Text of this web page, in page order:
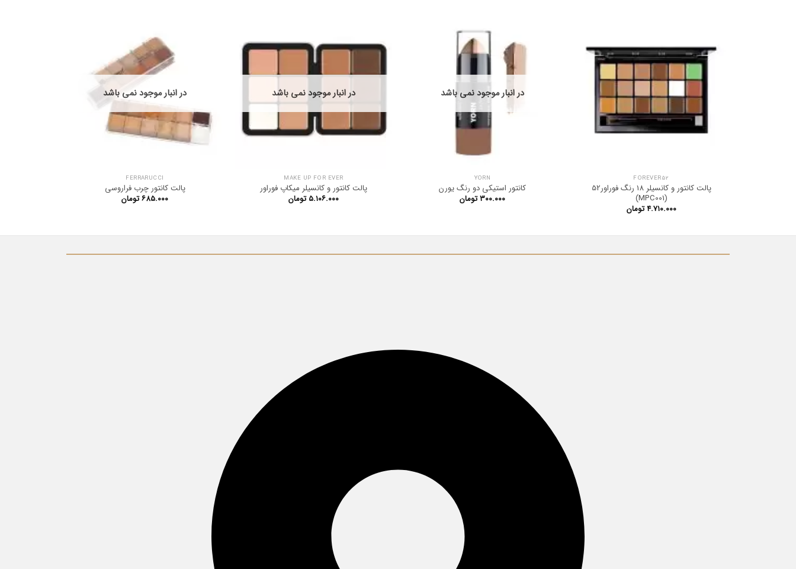
FOREVER52
پالت کانتور و کانسیلر 18 رنگ فوراور52
(MPC001)
۴.۷۱۰.۰۰۰ تومان
در انبار موجود نمی باشد
YORN
کانتور استیکی دو رنگ یورن
۳۰۰.۰۰۰تومان
در انبار موجود نمی باشد
MAKE UP FOR EVER
پالت کانتور و کانسیلر میکاپ فوراور
۵.۱۰۶.۰۰۰ تومان
در انبار موجود نمی باشد
FERRARUCCI
پالت کانتور چرب فراروسی
۶۸۵.۰۰۰تومان